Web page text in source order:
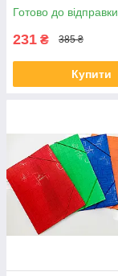
Готово до відправки
231 ₴ 385 ₴
Купити